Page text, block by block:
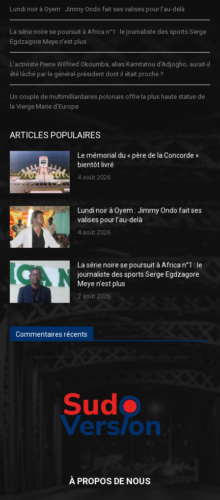
Lundi noir à Oyem : Jimmy Ondo fait ses valises pour l’au-delà
La série noire se poursuit à Africa n°1 : le journaliste des sports Serge
Egdzagore Meye n’est plus
L’activiste Pierre Wilfried Okoumba, alias Kamitatou d’Adjogho, aurait-il
été lâché par le général-président dont il était proche ?
Un couple de multimilliardaires polonais offre la plus haute statue de
la Vierge Marie d’Europe
ARTICLES POPULAIRES
Le mémorial du « père de la Concorde »
bientôt livré
4 août 2026
Lundi noir à Oyem : Jimmy Ondo fait ses
valises pour l’au-delà
4 août 2026
La série noire se poursuit à Africa n°1 : le
journaliste des sports Serge Egdzagore
Meye n’est plus
2 août 2026
Commentaires récents
À PROPOS DE NOUS